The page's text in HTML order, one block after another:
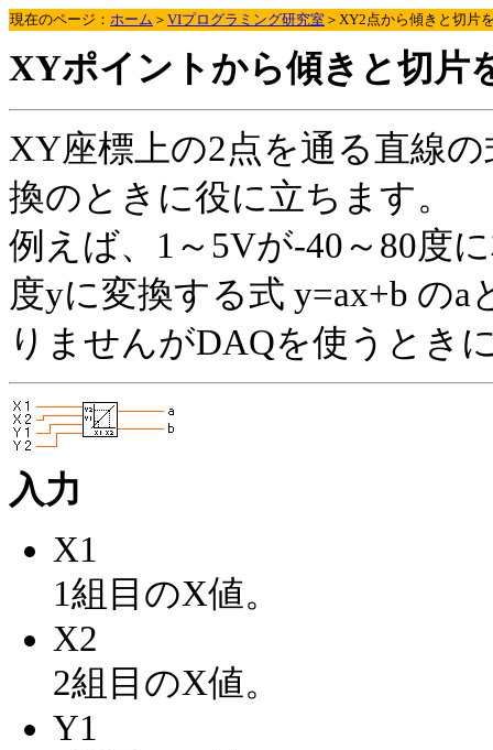
現在のページ： ホーム ＞ VIプログラミング研究室 ＞XY2点から傾きと切片
XYポイントから傾きと切片
XY座標上の2点を通る直線
換のときに役に立ちます。
例えば、1～5Vが-40～80度
度yに変換する式 y=ax+b の
りませんがDAQを使うとき
入力
X1
1組目のX値。
X2
2組目のX値。
Y1